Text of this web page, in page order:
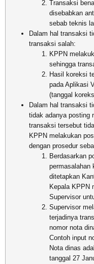
Transaksi
disebabkan
sebab teknis
Dalam hal transaksi
transaksi salah:
KPPN
sehingga
Hasil koreksi
pada Aplikasi
(tanggal
Dalam hal transaksi
tidak adanya posting
transaksi tersebut
KPPN melakukan
dengan prosedur
Berdasarkan
permasalahan
ditetapkan
Kepala KPPN
Supervisor
Supervisor
terjadinya
nomor nota
Contoh input
Nota dinas
tanggal 27